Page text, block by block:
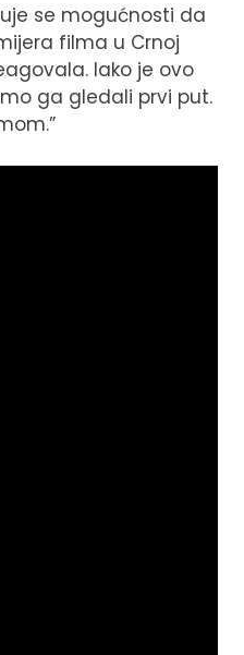
se mogućnosti da
filma u Crnoj
Iako je ovo
ga gledali prvi put.